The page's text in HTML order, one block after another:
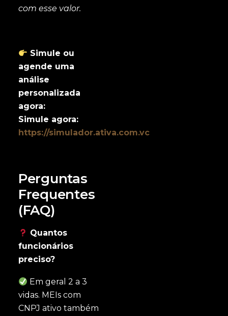
com esse valor.
Simule ou
agende uma
análise
personalizada
agora:
Simule agora:
https://simulador.ativa.com.vc
Perguntas
Frequentes
(FAQ)
Quantos
funcionários
preciso?
Em geral 2 a 3
vidas. MEIs com
CNPJ ativo também